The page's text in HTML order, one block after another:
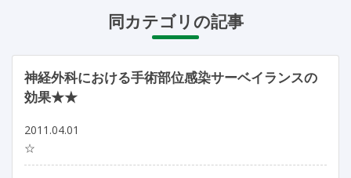
同カテゴリの記事
神経外科における手術部位感染サーベイランスの
効果★★
2011.04.01
☆